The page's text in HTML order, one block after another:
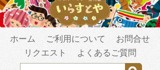
ホーム ご利用について
お問合せ
リクエスト
よくあるご質問